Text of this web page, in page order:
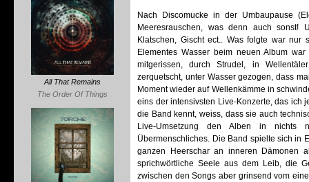
All That Remains
The Order Of Things
Nach Discomucke in der Umbaupause
Meeresrauschen, was denn auch sonst!
Klatschen, Gischt ect.. Was folgte war nur
Elementes Wasser beim neuen Album
mitgerissen, durch Strudel, in
zerquetscht, unter Wasser gezogen, dass
Moment wieder auf Wellenkämme in
eins der intensivsten Live-Konzerte, das ich
die Band kennt, weiss, dass sie auch
Live-Umsetzung den Alben in nichts
Übermenschliches. Die Band spielte sich in
ganzen Heerschar an inneren Dämonen
sprichwörtliche Seele aus dem Leib, die
zwischen den Songs aber grinsend vom